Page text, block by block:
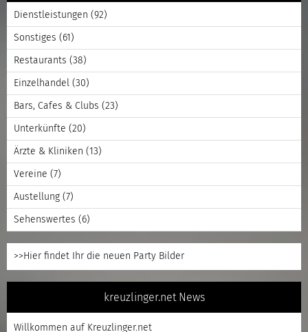
Dienstleistungen (92)
Sonstiges (61)
Restaurants (38)
Einzelhandel (30)
Bars, Cafes & Clubs (23)
Unterkünfte (20)
Ärzte & Kliniken (13)
Vereine (7)
Austellung (7)
Sehenswertes (6)
>>Hier findet Ihr die neuen Party Bilder
kreuzlinger.net News
Willkommen auf Kreuzlinger.net